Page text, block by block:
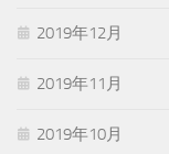
2019年12月
2019年11月
2019年10月